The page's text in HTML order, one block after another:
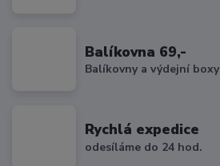
Balíkovna 69,-
Balíkovny a výdejní boxy
Rychlá expedice
odesíláme do 24 hod.